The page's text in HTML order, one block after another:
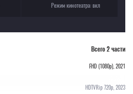
Режим кинотеатра:вкл
Всего 2 части
FHD (1080p), 2021
HDTVRip 720p, 2023